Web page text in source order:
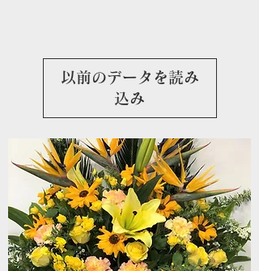
以前のデータを読み
込み